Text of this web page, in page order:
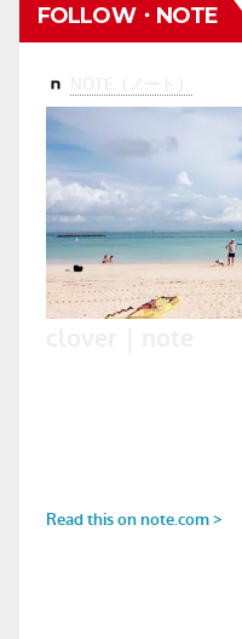
FOLLOW・NOTE